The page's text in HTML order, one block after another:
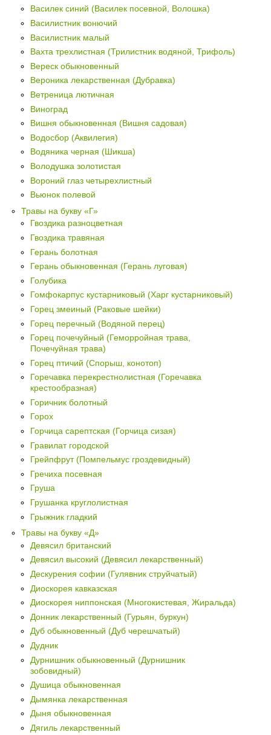
Василек синий (Василек посевной, Волошка)
Василистник вонючий
Василистник малый
Вахта трехлистная (Трилистник водяной, Трифоль)
Вереск обыкновенный
Вероника лекарственная (Дубравка)
Ветреница лютичная
Виноград
Вишня обыкновенная (Вишня садовая)
Водосбор (Аквилегия)
Водяника черная (Шикша)
Володушка золотистая
Вороний глаз четырехлистный
Вьюнок полевой
Травы на букву «Г»
Гвоздика разноцветная
Гвоздика травяная
Герань болотная
Герань обыкновенная (Герань луговая)
Голубика
Гомфокарпус кустарниковый (Харг кустарниковый)
Горец змеиный (Раковые шейки)
Горец перечный (Водяной перец)
Горец почечуйный (Геморройная трава,
Почечуйная трава)
Горец птичий (Спорыш, конотоп)
Горечавка перекрестнолистная (Горечавка
крестообразная)
Горичник болотный
Горох
Горчица сарептская (Горчица сизая)
Гравилат городской
Грейпфрут (Помпельмус гроздевидный)
Гречиха посевная
Груша
Грушанка круглолистная
Грыжник гладкий
Травы на букву «Д»
Девясил британский
Девясил высокий (Девясил лекарственный)
Дескурения софии (Гулявник струйчатый)
Диоскорея кавказская
Диоскорея ниппонская (Многокистевая, Жиральда)
Донник лекарственный (Гурьян, буркун)
Дуб обыкновенный (Дуб черешчатый)
Дудник
Дурнишник обыкновенный (Дурнишник
зобовидный)
Душица обыкновенная
Дымянка лекарственная
Дыня обыкновенная
Дягиль лекарственный